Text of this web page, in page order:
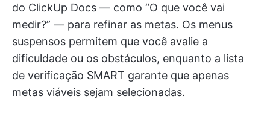
do ClickUp Docs — como “O que você vai
medir?” — para refinar as metas. Os menus
suspensos permitem que você avalie a
dificuldade ou os obstáculos, enquanto a lista
de verificação SMART garante que apenas
metas viáveis sejam selecionadas.